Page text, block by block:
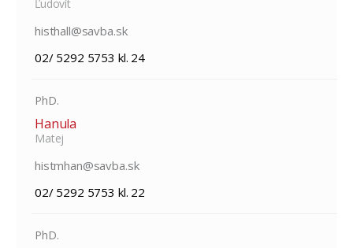
Ľudovít
histhall@savba.sk
02/ 5292 5753 kl. 24
PhD.
Hanula
Matej
histmhan@savba.sk
02/ 5292 5753 kl. 22
PhD.